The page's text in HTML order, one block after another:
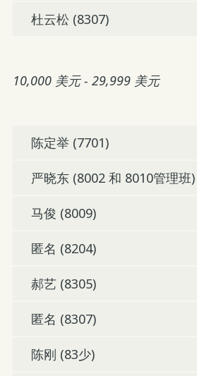
杜云松 (8307)
10,000 美元 - 29,999 美元
陈定举 (7701)
严晓东 (8002 和 8010管理班)
马俊 (8009)
匿名 (8204)
郝艺 (8305)
匿名 (8307)
陈刚 (83少)